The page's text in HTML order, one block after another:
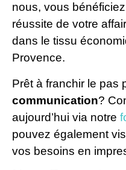
nous, vous
réussite de votre
dans le tissu
Provence.
Prêt à franchir le pas
communication?
aujourd’hui via notre
pouvez également
vos besoins en